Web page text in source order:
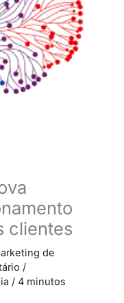
clientes
de
/
/ 4 minutos